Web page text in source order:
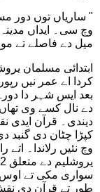
" ساریاں توں دور
میل دے فاصلے تے موجود اے
ابتدائی مسلمان
بعد ایس شہر دا
دے نال کسے وی تھاں
وچ نئیں رلاندا۔
سواری مکی تے